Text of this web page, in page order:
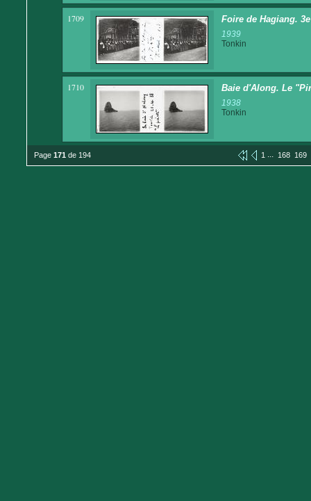
1709 Foire de Hagiang.
1939
Tonkin
1710 Baie d'Along. Le
1938
Tonkin
Page 171 de 194 1 ... 168 169